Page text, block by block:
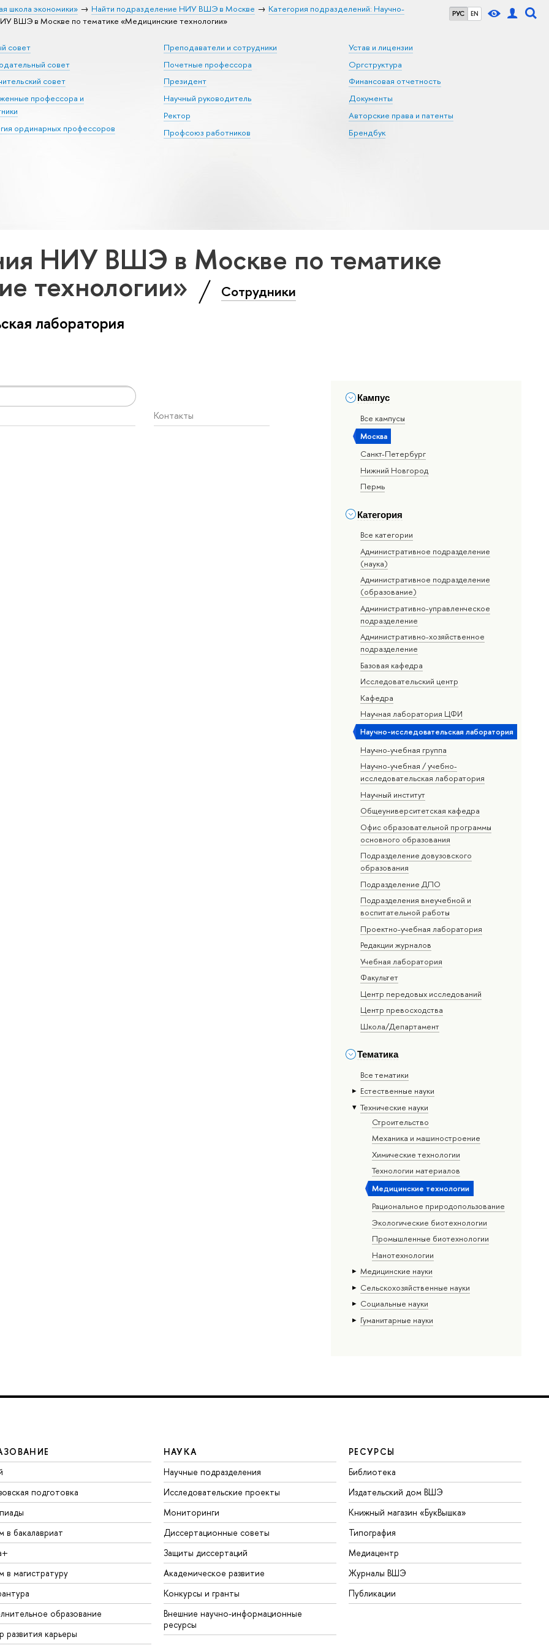
РУС EN
школа экономики» Найти подразделение НИУ ВШЭ в Москве
Категория подразделений: Научно-
ВШЭ в Москве по тематике «Медицинские технологии»
совет
совет
совет
профессора и
ординарных профессоров
Преподаватели и сотрудники
Почетные профессора
Президент
Научный руководитель
Ректор
Профсоюз работников
Устав и лицензии
Оргструктура
Финансовая отчетность
Документы
Авторские права и патенты
Брендбук
НИУ ВШЭ в Москве по тематике
технологии» Сотрудники
лаборатория
Кампус
Все кампусы
Москва
Санкт-Петербург
Нижний Новгород
Пермь
Категория
Все категории
Административное подразделение
(наука)
Административное подразделение
(образование)
Административно-управленческое
подразделение
Административно-хозяйственное
подразделение
Базовая кафедра
Исследовательский центр
Кафедра
Научная лаборатория ЦФИ
Научно-исследовательская лаборатория
Научно-учебная группа
Научно-учебная / учебно-
исследовательская лаборатория
Научный институт
Общеуниверситетская кафедра
Офис образовательной программы
основного образования
Подразделение довузовского
образования
Подразделение ДПО
Подразделения внеучебной и
воспитательной работы
Проектно-учебная лаборатория
Редакции журналов
Учебная лаборатория
Факультет
Центр передовых исследований
Центр превосходства
Школа/Департамент
Тематика
Все тематики
Естественные науки
Тех­ничес­кие науки
Строительство
Механика и машиностроение
Химические технологии
Технологии материалов
Медицинские технологии
Рациональное природопользование
Экологические биотехнологии
Промышленные биотехнологии
Нанотехнологии
Медицинские науки
Сельскохозяйственные науки
Социальные науки
Гуманитарные науки
Контакты
подготовка
в бакалавриат
в магистратуру
образование
развития карьеры
НАУКА
Научные подразделения
Исследовательские проекты
Мониторинги
Диссертационные советы
Защиты диссертаций
Академическое развитие
Конкурсы и гранты
Внешние научно-информационные
ресурсы
РЕСУРСЫ
Библиотека
Издательский дом ВШЭ
Книжный магазин «БукВышка»
Типография
Медиацентр
Журналы ВШЭ
Публикации